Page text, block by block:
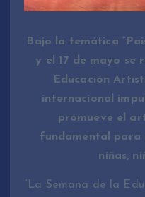
Bajo la temática
y el 17 de mayo se
Educación
internacional
promueve el
fundamental para
niñas,
“La Semana de la